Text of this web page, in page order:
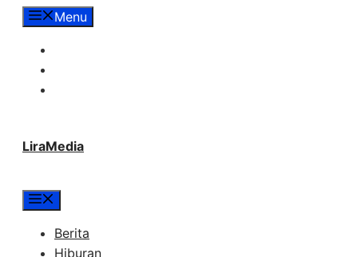
LangsungMenu
LiraMedia
Berita
Hiburan